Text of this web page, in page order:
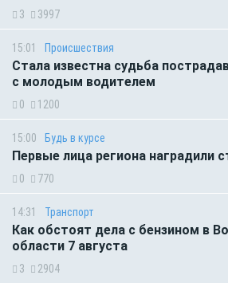
3 3997
15:01 Происшествия
Стала известна судьба
с молодым водителем
0 1200
15:00 Будь в курсе
Первые лица региона наградили
0 770
14:31 Транспорт
Как обстоят дела с бензином в
области 7 августа
3 2904